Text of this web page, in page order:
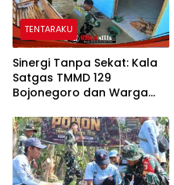
TENTARAKU
Sinergi Tanpa Sekat: Kala
Satgas TMMD 129
Bojonegoro dan Warga
Merajut Asa Ibu Jasmiati